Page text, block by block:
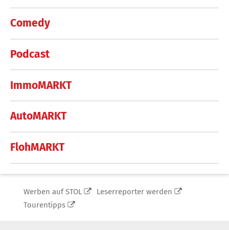
Comedy
Podcast
ImmoMARKT
AutoMARKT
FlohMARKT
Werben auf STOL
Leserreporter werden
Tourentipps